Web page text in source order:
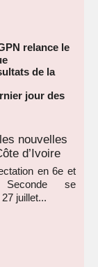
relance le
de la
jour des
nouvelles
d’Ivoire
en 6e et
Seconde se
juillet...